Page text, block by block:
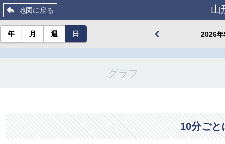
地図に戻る 山
2026
年 月 週 日
グラフ
10分ごと